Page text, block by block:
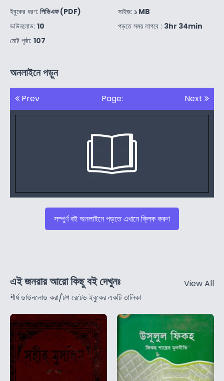
ইবুকের ধরণ: পিডিএফ (PDF)
ডাউনলোড: 10
মোট পৃষ্ঠা: 107
সাইজ: ১ MB
পড়তে সময় লাগবে : 3hr 34min
অনলাইনে পড়ুন
Prev Page: Next
সম্পুর্ণ বই অনলাইনে পড়তে এখানে ক্লিক করুণ
এই জনরার আরো কিছু বই দেখুনঃ
শীর্ষ ডাউনলোড করা/টপ রেটেড ইবুকের একটি তালিকা
View All